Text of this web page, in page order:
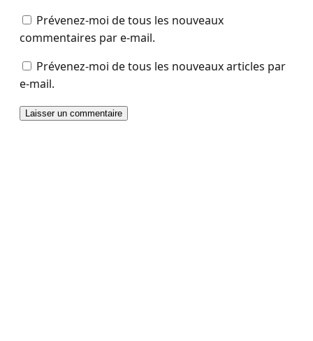
Prévenez-moi de tous les nouveaux
commentaires par e-mail.
Prévenez-moi de tous les nouveaux articles par
e-mail.